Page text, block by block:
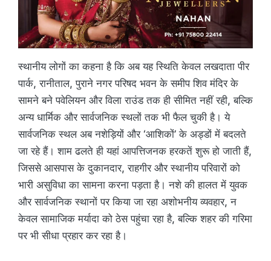
स्थानीय लोगों का कहना है कि अब यह स्थिति केवल लखदाता पीर
पार्क, रानीताल, पुराने नगर परिषद भवन के समीप शिव मंदिर के
सामने बने पवेलियन और विला राउंड तक ही सीमित नहीं रही, बल्कि
अन्य धार्मिक और सार्वजनिक स्थलों तक भी फैल चुकी है। ये
सार्वजनिक स्थल अब नशेड़ियों और ‘आशिकों’ के अड्डों में बदलते
जा रहे हैं। शाम ढलते ही यहां आपत्तिजनक हरकतें शुरू हो जाती हैं,
जिससे आसपास के दुकानदार, राहगीर और स्थानीय परिवारों को
भारी असुविधा का सामना करना पड़ता है। नशे की हालत में युवक
और सार्वजनिक स्थानों पर किया जा रहा अशोभनीय व्यवहार, न
केवल सामाजिक मर्यादा को ठेस पहुंचा रहा है, बल्कि शहर की गरिमा
पर भी सीधा प्रहार कर रहा है।